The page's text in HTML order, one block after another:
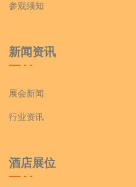
参观须知
新闻资讯
展会新闻
行业资讯
酒店展位